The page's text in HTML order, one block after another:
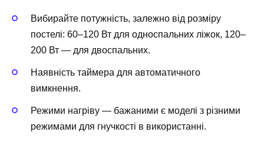
Вибирайте потужність, залежно від розміру
постелі: 60–120 Вт для односпальних ліжок, 120–
200 Вт — для двоспальних.
Наявність таймера для автоматичного
вимкнення.
Режими нагріву — бажаними є моделі з різними
режимами для гнучкості в використанні.